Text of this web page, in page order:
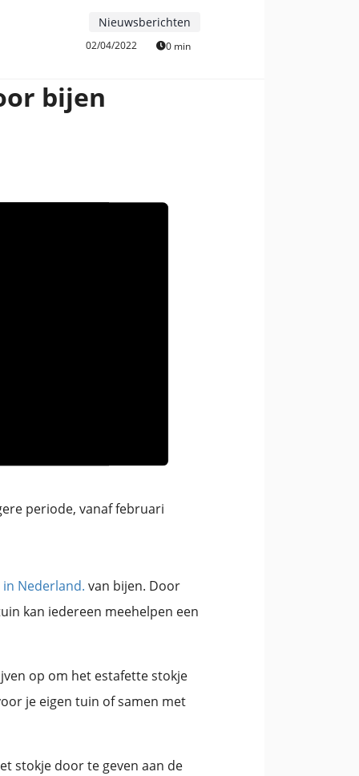
Nieuwsberichten
02/04/2022 0 min
bijen
periode, vanaf februari
Nederland. van bijen. Door
kan iedereen meehelpen een
op om het estafette stokje
je eigen tuin of samen met
stokje door te geven aan de